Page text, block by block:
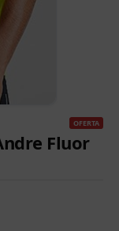
OFERTA
Fluor